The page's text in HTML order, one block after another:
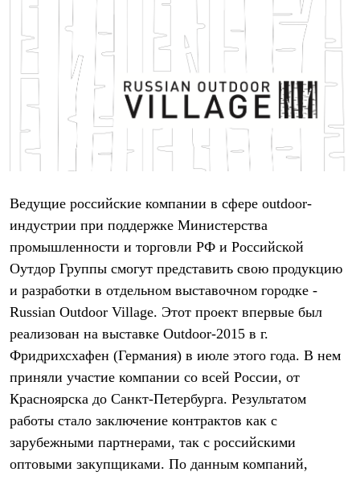
Куртки
Жилеты
Теплое термобелье
Среднее термобелье
Легкое термобелье
Лёгкая одежда
Футболки
Рубашки
Шорты
Женская одежда
Утепленная пухом
Брюки
Жилеты
Утепленная синтетикой
Куртки
Брюки
Штормовая одежда
Куртки
Софтшелл одежда
Куртки
Брюки
Лёгкая одежда
Рубашки
Футболки
Брюки
Ведущие российские компании в сфере outdoor-
индустрии при поддержке Министерства
промышленности и торговли РФ и Российской
Оутдор Группы смогут представить свою продукцию
и разработки в отдельном выставочном городке -
Russian Outdoor Village. Этот проект впервые был
реализован на выставке Outdoor-2015 в г.
Фридрихсхафен (Германия) в июле этого года. В нем
приняли участие компании со всей России, от
Красноярска до Санкт-Петербурга. Результатом
работы стало заключение контрактов как с
зарубежными партнерами, так с российскими
оптовыми закупщиками. По данным компаний,